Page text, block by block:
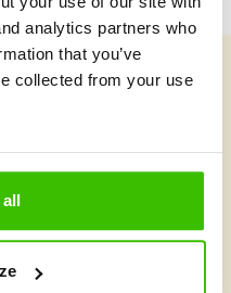
analytics partners who
that you’ve
collected from your use
nového